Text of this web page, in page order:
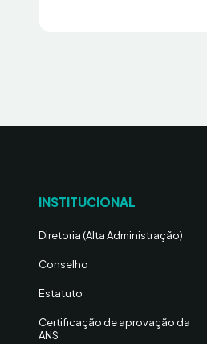
INSTITUCIONAL
Diretoria (Alta Administração)
Conselho
Estatuto
Certificação de aprovação da
ANS